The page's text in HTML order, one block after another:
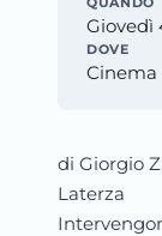
Giovedì
DOVE
Cinema
di Giorgio
Laterza